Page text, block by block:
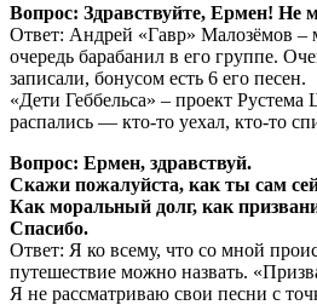
Вопрос: Здравствуйте, Ермен! Не
Ответ: Андрей «Гавр» Малозёмов –
очередь барабанил в его группе.
записали, бонусом есть 6 его песен.
«Дети Геббельса» – проект
распались — кто-то уехал, кто-то
Вопрос: Ермен, здравствуй.
Скажи пожалуйста, как ты сам
Как моральный долг, как
Спасибо.
Ответ: Я ко всему, что со мной
путешествие можно назвать.
Я не рассматриваю свои песни с